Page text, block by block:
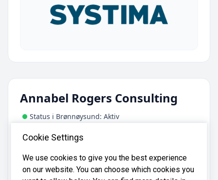
Annabel Rogers Consulting
Status i Brønnøysund: Aktiv
Adresse:
Plassen 3C, 3475 Sætre
Annabel Rogers Consulting er registrert i
Cookie Settings
We use cookies to give you the best experience
on our website. You can choose which cookies you